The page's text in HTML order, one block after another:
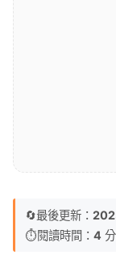
🔄最後更新：
⏱️閱讀時間： 4